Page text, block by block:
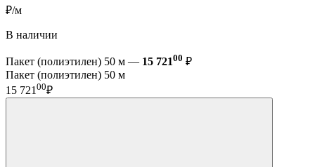
₽/м
В наличии
Пакет (полиэтилен) 50 м — 15 72100 ₽
Пакет (полиэтилен) 50 м
15 721 00₽